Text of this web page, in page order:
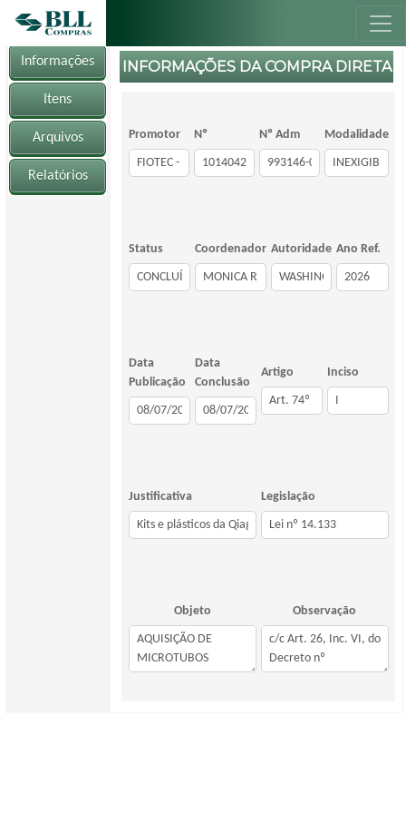
Informações
Itens
Arquivos
Relatórios
INFORMAÇÕES DA COMPRA DIRETA
Promotor Nº Nº Adm Modalidade
Status Coordenador Autoridade Ano Ref.
Data
Publicação
Data
Conclusão
Artigo Inciso
Justificativa Legislação
Objeto Observação